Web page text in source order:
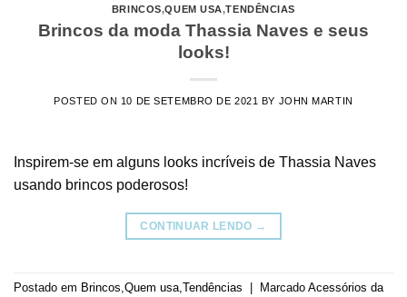
BRINCOS,QUEM USA,TENDÊNCIAS
Brincos da moda Thassia Naves e seus
looks!
POSTED ON 10 DE SETEMBRO DE 2021 BY JOHN MARTIN
Inspirem-se em alguns looks incríveis de Thassia Naves
usando brincos poderosos!
CONTINUAR LENDO →
Postado em Brincos Quem usa Tendências Marcado Acessórios da